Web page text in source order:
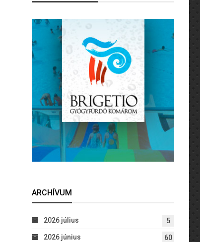
ARCHÍVUM
2026 július 5
2026 június 60